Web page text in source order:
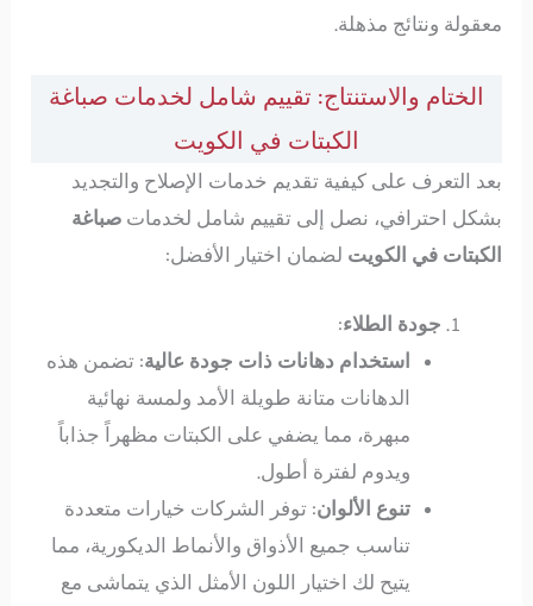
معقولة ونتائج مذهلة.
الختام والاستنتاج: تقييم شامل لخدمات صباغة
الكبتات في الكويت
بعد التعرف على كيفية تقديم خدمات الإصلاح والتجديد
بشكل احترافي، نصل إلى تقييم شامل لخدماتصباغة
الكبتات في الكويت لضمان اختيار الأفضل:
جودة الطلاء:
استخدام دهانات ذات جودة عالية: تضمن هذه
الدهانات متانة طويلة الأمد ولمسة نهائية
مبهرة، مما يضفي على الكبتات مظهراً جذاباً
ويدوم لفترة أطول.
تنوع الألوان: توفر الشركات خيارات متعددة
تناسب جميع الأذواق والأنماط الديكورية، مما
يتيح لك اختيار اللون الأمثل الذي يتماشى مع